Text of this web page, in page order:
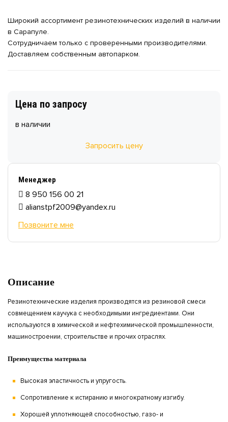
Широкий ассортимент резинотехнических изделий в наличии
в Сарапуле.
Сотрудничаем только с проверенными производителями.
Доставляем собственным автопарком.
Цена по запросу
в наличии
Запросить цену
Менеджер
8 950 156 00 21
alianstpf2009@yandex.ru
Позвоните мне
Описание
Резинотехнические изделия производятся из резиновой смеси
совмещением каучука с необходимыми ингредиентами. Они
используются в химической и нефтехимической промышленности,
машиностроении, строительстве и прочих отраслях.
Преимущества материала
Высокая эластичность и упругость.
Сопротивление к истиранию и многократному изгибу.
Хорошей уплотняющей способностью, газо- и